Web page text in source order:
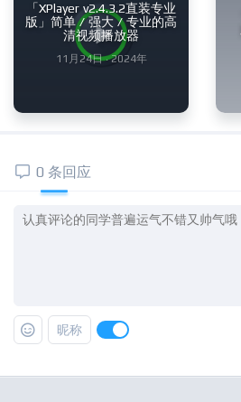
「XPlayer v2.4.3.2直装专业
版」简单 / 强大 / 专业的高
清视频播放器
11月24日 · 2024年
0 条回应
昵称